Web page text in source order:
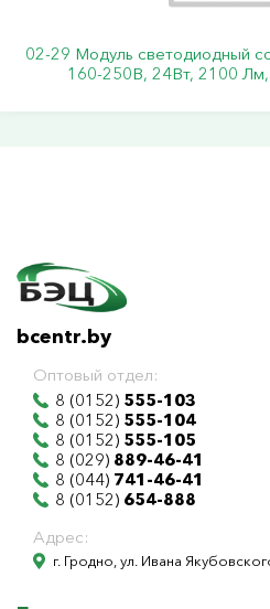
02-29 Модуль светодиодный
160-250В, 24Вт, 2100
bcentr.by
Оптовый отдел:
8 (0152) 555-103
8 (0152) 555-104
8 (0152) 555-105
8 (029) 889-46-41
8 (044) 741-46-41
8 (0152) 654-888
Адрес:
г. Гродно, ул. Ивана